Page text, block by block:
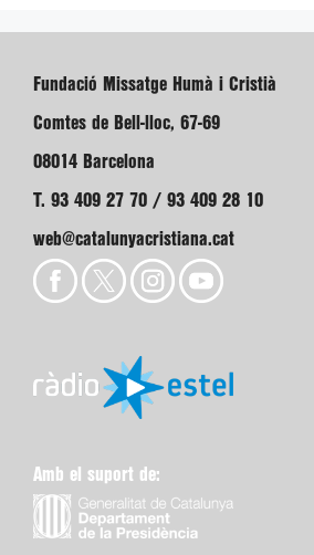
Fundació Missatge Humà i Cristià
Comtes de Bell-lloc, 67-69
08014 Barcelona
T. 93 409 27 70 / 93 409 28 10
web@catalunyacristiana.cat
Amb el suport de: